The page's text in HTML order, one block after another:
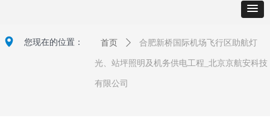
넹 您现在的位置： 首页 ꄲ 合肥新桥国际机场飞行区助航灯
光、站坪照明及机务供电工程_北京京航安科技
有限公司